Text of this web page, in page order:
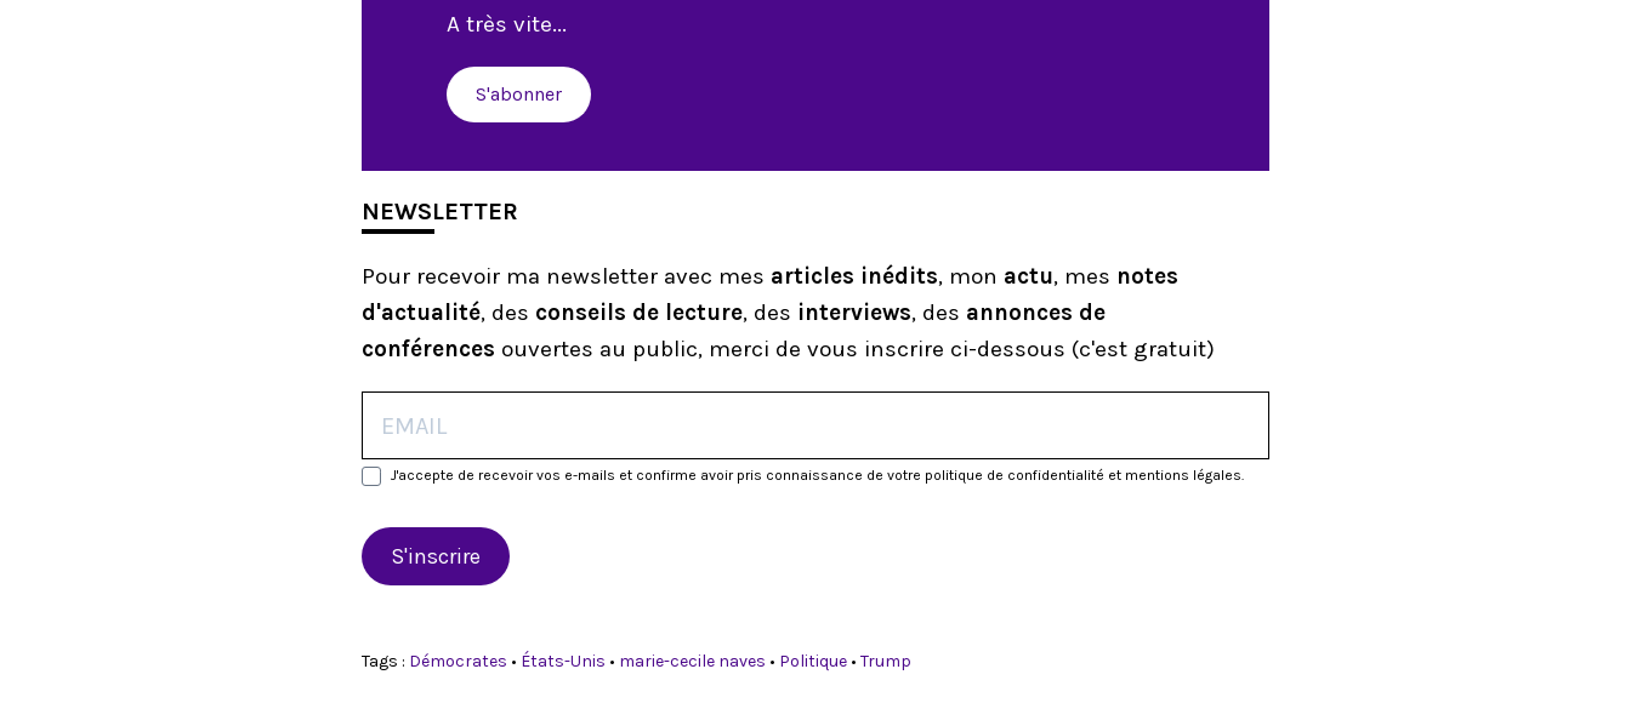
A très vite...
S'abonner
NEWSLETTER
Pour recevoir ma newsletter avec mes articles inédits, mon actu, mes notes
d'actualité, des conseils de lecture, des interviews, des annonces de
conférences ouvertes au public, merci de vous inscrire ci-dessous (c'est gratuit)
J'accepte de recevoir vos e-mails et confirme avoir pris connaissance de votre politique de confidentialité et mentions légales.
S'inscrire
Tags : Démocrates • États-Unis • marie-cecile naves • Politique • Trump